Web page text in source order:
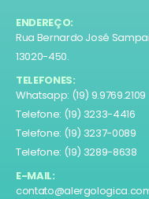
ENDEREÇO:
Rua Bernardo José
13020-450.
TELEFONES:
Whatsapp: (19) 9.9769.2109
Telefone: (19) 3233-4416
Telefone: (19) 3237-0089
Telefone: (19) 3289-8638
E-MAIL: